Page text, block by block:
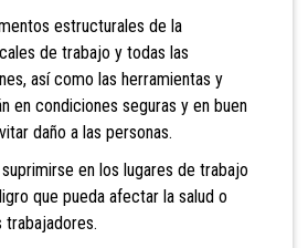
estructurales de la
de trabajo y todas las
así como las herramientas y
en condiciones seguras y en buen
daño a las personas.
en los lugares de trabajo
que pueda afectar la salud o